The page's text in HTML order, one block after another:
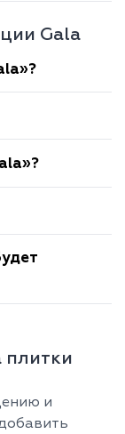
Gala
плитки
и